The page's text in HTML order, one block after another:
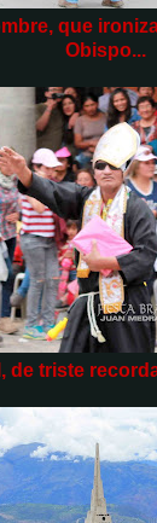
que
Obispo...
de triste